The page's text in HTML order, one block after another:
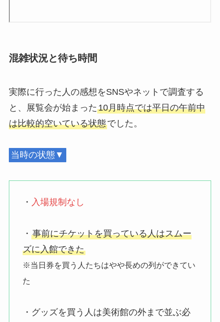
混雑状況と待ち時間
実際に行った人の感想をSNSやネットで調査する
と、展覧会が始まった10月時点では平日の午前中
は比較的空いている状態でした。
当時の状態▼
・ 入場規制なし
・ 事前にチケットを買っている人はスムー
ズに入館できた
※当日券を買う人たちはやや長めの列ができてい
た
・グッズを買う人は美術館の外まで並ぶ必